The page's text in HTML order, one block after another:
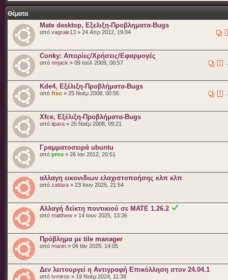
Θέματα
Mate desktop, Eξελιξη-Προβληματα-Bugs
από vagrale13 » 24 Απρ 2012, 19:04
Conky: Απορίες/Χρήσεις/Εφαρμογές
1
από mrjack » 09 Ιούλ 2009, 00:57
Kde4, Eξέλιξη-Προβλήματα-Bugs
1
από ftso » 25 Νοέμ 2008, 00:55
Xfce, Eξέλιξη-Προβλήματα-Bugs
από ilpara » 25 Νοέμ 2008, 09:21
Γραμματοσειρά ubuntu
από pros » 26 Ιαν 2012, 20:51
αλλαγη εικονιδιων ελαχιστοποήσης κλπ κλπ
από zattara » 23 Ιουν 2025, 21:54
Αλλαγή δείκτη ποντικιού σε MATE 1.26.2
από matthew » 14 Ιουν 2025, 13:36
Πρόβλημα με tile manager
από manin » 06 Ιαν 2025, 14:05
Δεν λειτουργεί η Αντιγραφή Επικόλληση στον 24.04.1
από tvmiros » 19 Νοέμ 2024, 11:38